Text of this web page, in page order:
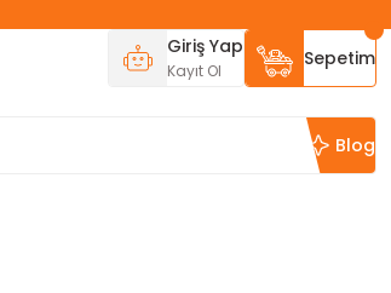
Giriş Yap
Kayıt Ol
Sepetim
Blog